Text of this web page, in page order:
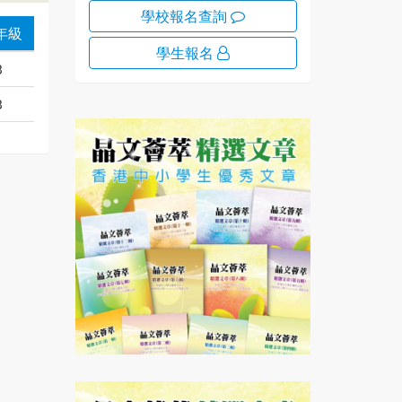
級
學校報名查詢
學生報名